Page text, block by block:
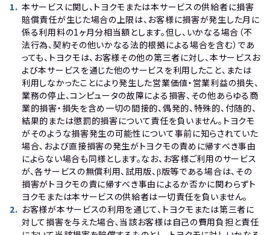
1. 本サービスに関し、トヨクモまたは本サービスの供給者に損害
賠償責任が生じた場合の上限は、お客様に損害が発生した月に
係る利用料の1ヶ月分相当額とします。但し、いかなる場合（不
法行為、契約その他いかなる法的根拠による場合を含む）であ
っても、トヨクモは、お客様その他の第三者に対し、本サービスお
よび本サービスを通じた他のサービスを利用したこと、または
利用しなかったことにより発生した営業価値・営業利益の損失、
業務の停止、コンピュータの故障による損害、その他あらゆる商
業的損害・損失を含め一切の間接的、偶発的、特殊的、付随的、
結果的または懲罰的損害について責任を負いません。トヨクモ
がそのような損害発生の可能性について事前に知らされていた
場合、および直接損害の発生がトヨクモの責めに帰すべき事由
によらない場合も同様とします。なお、お客様ご利用のサービス
が、各サービスの無償利用、試用版、β版等である場合は、その
損害がトヨクモの責に帰すべき事由によるか否かに関わらずト
ヨクモまたは本サービスの供給者は一切責任を負いません。
2. お客様が本サービスの利用を通じて、トヨクモまたは第三者に
対して損害を与えた場合､当該お客様は自己の費用負担と責任